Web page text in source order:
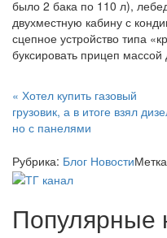
было 2 бака по 110 л),
двухместную кабину с
сцепное устройство типа
буксировать прицеп массой
Навигация
по
записям
« Хотел купить газовый
грузовик, а в итоге взял
но с панелями
Рубрика: Блог Новости
Популярные